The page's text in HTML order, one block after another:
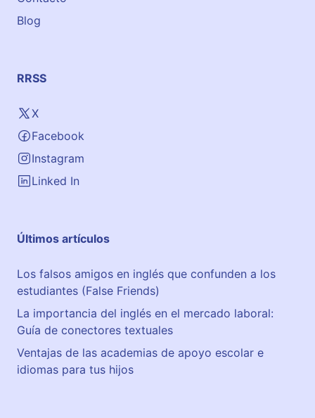
Blog
RRSS
X
Facebook
Instagram
Linked In
Últimos artículos
Los falsos amigos en inglés que confunden a los
estudiantes (False Friends)
La importancia del inglés en el mercado laboral:
Guía de conectores textuales
Ventajas de las academias de apoyo escolar e
idiomas para tus hijos